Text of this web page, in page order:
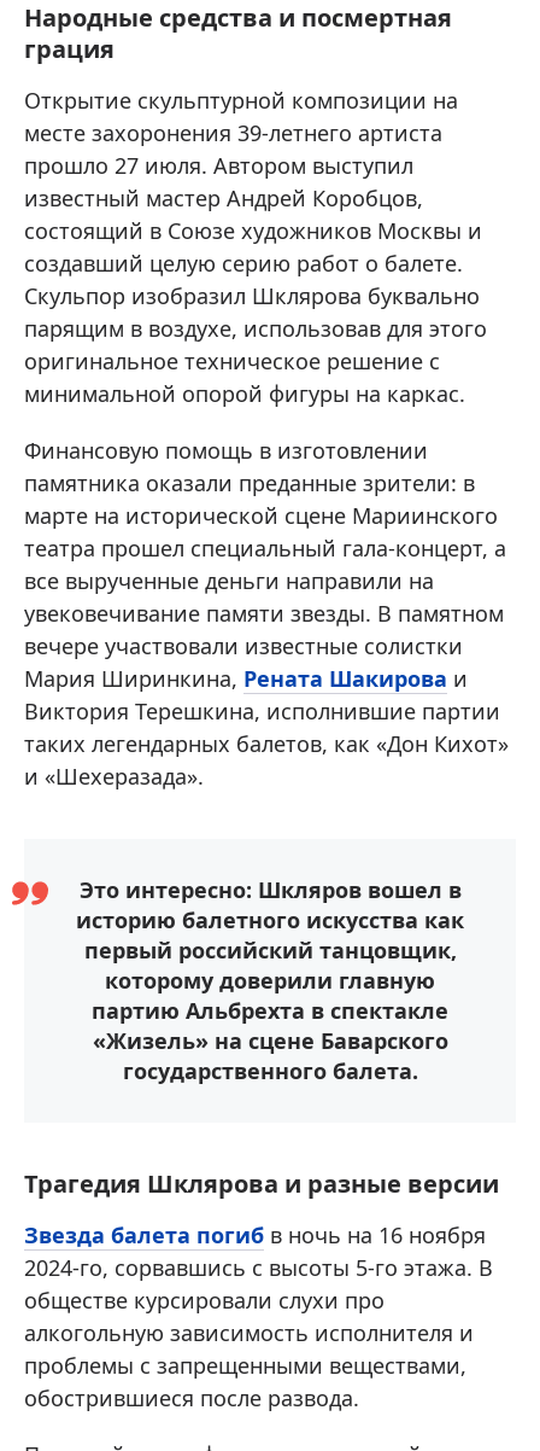
Народные средства и посмертная
грация
Открытие скульптурной композиции на
месте захоронения 39-летнего артиста
прошло 27 июля. Автором выступил
известный мастер Андрей Коробцов,
состоящий в Союзе художников Москвы и
создавший целую серию работ о балете.
Скульпор изобразил Шклярова буквально
парящим в воздухе, использовав для этого
оригинальное техническое решение с
минимальной опорой фигуры на каркас.
Финансовую помощь в изготовлении
памятника оказали преданные зрители: в
марте на исторической сцене Мариинского
театра прошел специальный гала-концерт, а
все вырученные деньги направили на
увековечивание памяти звезды. В памятном
вечере участвовали известные солистки
Мария Ширинкина, Рената Шакирова и
Виктория Терешкина, исполнившие партии
таких легендарных балетов, как «Дон Кихот»
и «Шехеразада».
Это интересно: Шкляров вошел в
историю балетного искусства как
первый российский танцовщик,
которому доверили главную
партию Альбрехта в спектакле
«Жизель» на сцене Баварского
государственного балета.
Трагедия Шклярова и разные версии
Звезда балета погиб в ночь на 16 ноября
2024-го, сорвавшись с высоты 5-го этажа. В
обществе курсировали слухи про
алкогольную зависимость исполнителя и
проблемы с запрещенными веществами,
обострившиеся после развода.